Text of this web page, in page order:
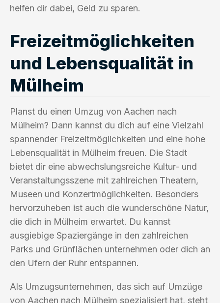
helfen dir dabei, Geld zu sparen.
Freizeitmöglichkeiten
und Lebensqualität in
Mülheim
Planst du einen Umzug von Aachen nach
Mülheim? Dann kannst du dich auf eine Vielzahl
spannender Freizeitmöglichkeiten und eine hohe
Lebensqualität in Mülheim freuen. Die Stadt
bietet dir eine abwechslungsreiche Kultur- und
Veranstaltungsszene mit zahlreichen Theatern,
Museen und Konzertmöglichkeiten. Besonders
hervorzuheben ist auch die wunderschöne Natur,
die dich in Mülheim erwartet. Du kannst
ausgiebige Spaziergänge in den zahlreichen
Parks und Grünflächen unternehmen oder dich an
den Ufern der Ruhr entspannen.
Als Umzugsunternehmen, das sich auf Umzüge
von Aachen nach Mülheim spezialisiert hat, steht